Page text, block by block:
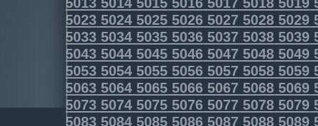
5023 5024 5025 5026 5027 5028 5029
5033 5034 5035 5036 5037 5038 5039
5043 5044 5045 5046 5047 5048 5049
5053 5054 5055 5056 5057 5058 5059
5063 5064 5065 5066 5067 5068 5069
5073 5074 5075 5076 5077 5078 5079
5083 5084 5085 5086 5087 5088 5089